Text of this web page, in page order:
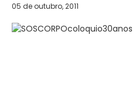
05 de outubro, 2011